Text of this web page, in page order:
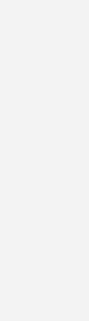
und
nie konkret
hilfreiche
um
zu